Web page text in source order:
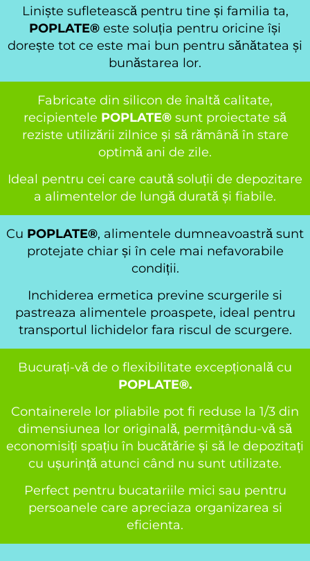
Liniște sufletească pentru tine și familia ta,
POPLATE® este soluția pentru oricine își
dorește tot ce este mai bun pentru sănătatea și
bunăstarea lor.
Fabricate din silicon de înaltă calitate,
recipientele POPLATE® sunt proiectate să
reziste utilizării zilnice și să rămână în stare
optimă ani de zile.
Ideal pentru cei care caută soluții de depozitare
a alimentelor de lungă durată și fiabile.
Cu POPLATE®, alimentele dumneavoastră sunt
protejate chiar și în cele mai nefavorabile
condiții.
Inchiderea ermetica previne scurgerile si
pastreaza alimentele proaspete, ideal pentru
transportul lichidelor fara riscul de scurgere.
Bucurați-vă de o flexibilitate excepțională cu
POPLATE®.
Containerele lor pliabile pot fi reduse la 1/3 din
dimensiunea lor originală, permițându-vă să
economisiți spațiu în bucătărie și să le depozitați
cu ușurință atunci când nu sunt utilizate.
Perfect pentru bucatariile mici sau pentru
persoanele care apreciaza organizarea si
eficienta.